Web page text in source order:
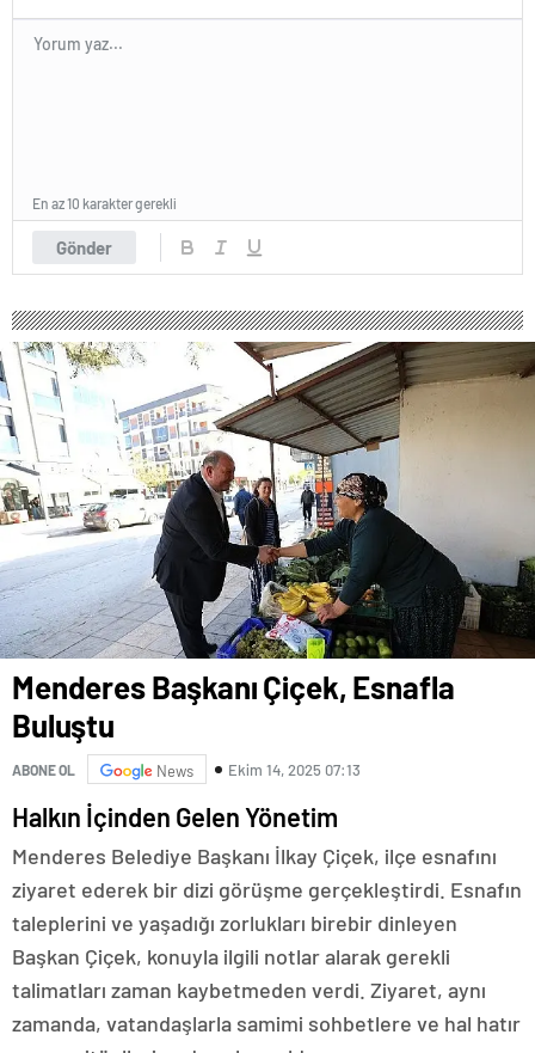
Gönder
En az 10 karakter gerekli
Menderes Başkanı Çiçek, Esnafla
Buluştu
ABONE OL News Ekim 14, 2025 07:13
Halkın İçinden Gelen Yönetim
Menderes Belediye Başkanı İlkay Çiçek, ilçe esnafını
ziyaret ederek bir dizi görüşme gerçekleştirdi. Esnafın
taleplerini ve yaşadığı zorlukları birebir dinleyen
Başkan Çiçek, konuyla ilgili notlar alarak gerekli
talimatları zaman kaybetmeden verdi. Ziyaret, aynı
zamanda, vatandaşlarla samimi sohbetlere ve hal hatır